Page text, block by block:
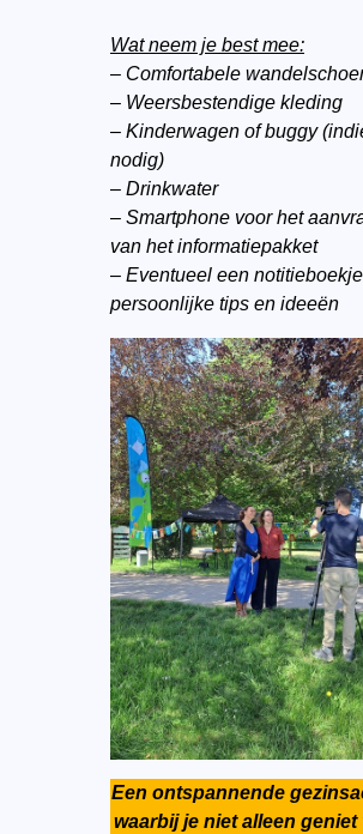
Wat neem je best mee:
– Comfortabele
– Weersbestendige kleding
– Kinderwagen of buggy
nodig)
– Drinkwater
– Smartphone voor het
van het informatiepakket
– Eventueel een
persoonlijke tips en ideeën
Een ontspannende
waarbij je niet alleen geniet